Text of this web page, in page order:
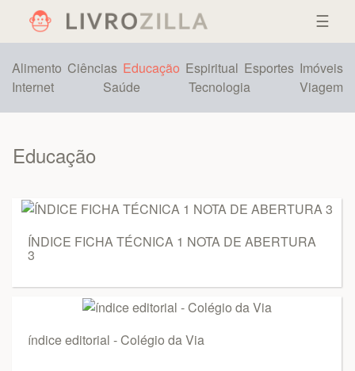
☰
Alimento Ciências Educação Espiritual Esportes Imóveis
Internet
Saúde Tecnologia Viagem
Educação
ÍNDICE FICHA TÉCNICA 1 NOTA DE ABERTURA
3
índice editorial - Colégio da Via